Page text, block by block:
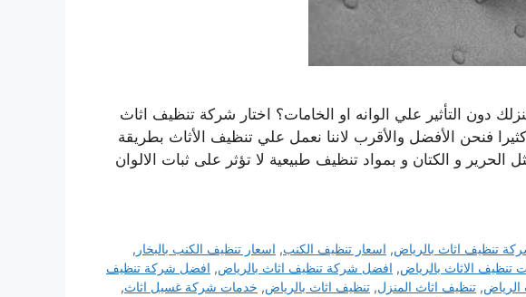
دون التأثير علي الوانه او الخامات؟ اختار شركة تنظيف اثاث
فنحن الأفضل والأقرب لاننا نعمل علي تنظيف الأثاث بطريقة
الحرير و الكتان و بمواد تنظيف طبيعية لا تؤثر على ثبات الالوان
تنظيف اثاث بالرياض, اسعار تنظيف الكنب, اسعار تنظيف الكنب بالبخار ,
الاثاث بالرياض, افضل شركة تنظيف اثاث بالرياض, افضل شركة تنظيف
الرياض, تنظيف اثاث المنزل, تنظيف اثاث بالرياض, خدمات شركة غسيل اثاث,